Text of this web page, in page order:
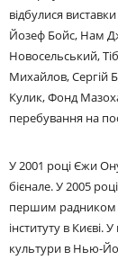
відбулися
Йозеф Бойс, Нам
Новосельський,
Михайлов, Сергій
Кулик, Фонд
перебування на
У 2001 році Єжи
бієнале. У 2005
першим радником
інституту в
культури в Нью-